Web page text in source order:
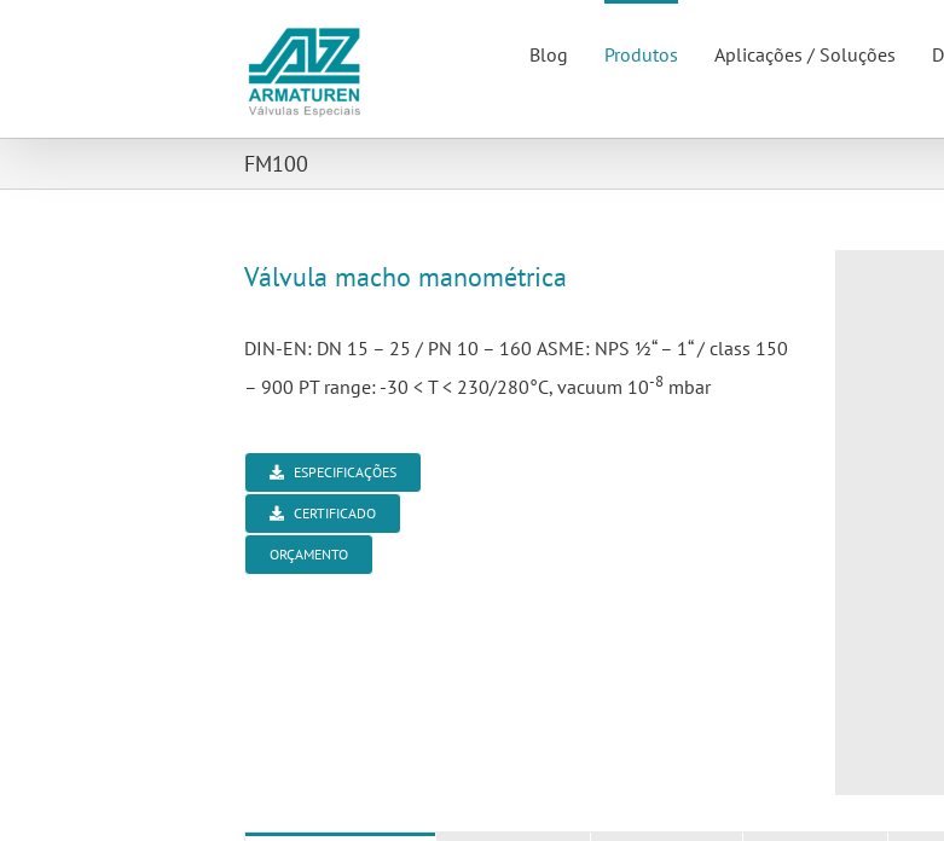
Blog Produtos Aplicações / Soluções
FM100
Válvula macho manométrica
DIN-EN: DN 15 – 25 / PN 10 – 160 ASME: NPS ½“ – 1“ / class 150
– 900 PT range: -30 < T < 230/280°C, vacuum 10-8mbar
ESPECIFICAÇÕES
CERTIFICADO
ORÇAMENTO